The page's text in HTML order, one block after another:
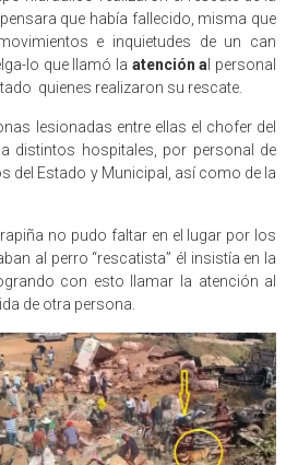
que había fallecido, misma que
e inquietudes de un can
lo que llamó la atención a l personal
quienes realizaron su rescate.
lesionadas entre ellas el chofer del
distintos hospitales, por personal de
del Estado y Municipal, así como de la
no pudo faltar en el lugar por los
al perro “rescatista” él insistía en la
con esto llamar la atención al
de otra persona.